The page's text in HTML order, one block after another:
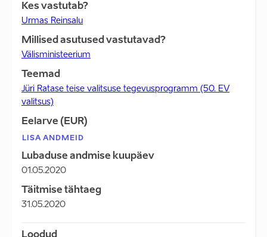
Kes vastutab?
Urmas Reinsalu
Millised asutused vastutavad?
Välisministeerium
Teemad
Jüri Ratase teise valitsuse tegevusprogramm (50. EV
valitsus)
Eelarve (EUR)
LISA ANDMEID
Lubaduse andmise kuupäev
01.05.2020
Täitmise tähtaeg
31.05.2020